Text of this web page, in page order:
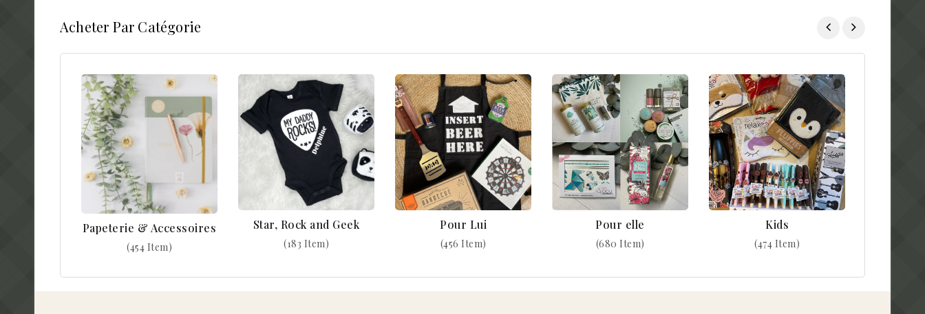
Acheter Par Catégorie
Papeterie & Accessoires
(454 Item)
Star, Rock and Geek
(183 Item)
Pour Lui
(456 Item)
Pour elle
(680 Item)
Kids
(474 Item)